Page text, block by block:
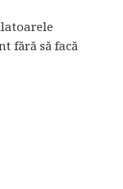
fără să facă